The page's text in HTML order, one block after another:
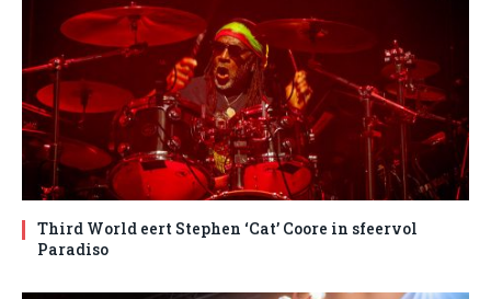
Third World eert Stephen ‘Cat’ Coore in sfeervol
Paradiso